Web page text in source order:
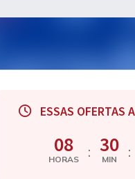
ESSAS OFERTAS
08
HORAS : 30
MIN :